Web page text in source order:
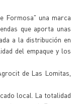
Formosa" una marca
que aporta unas
a la distribución en
del empaque y los
de Las Lomitas,
local. La totalidad